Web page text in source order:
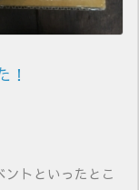
！
トといったとこ